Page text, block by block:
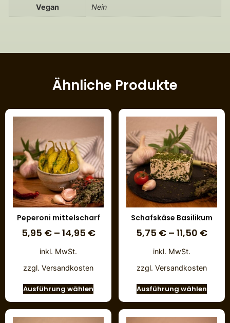
Vegan Nein
Ähnliche Produkte
Peperoni mittelscharf
5,95 €– 14,95 €
inkl. MwSt.
zzgl. Versandkosten
Ausführung wählen
Schafskäse Basilikum
5,75 € – 11,50 €
inkl. MwSt.
zzgl. Versandkosten
Ausführung wählen